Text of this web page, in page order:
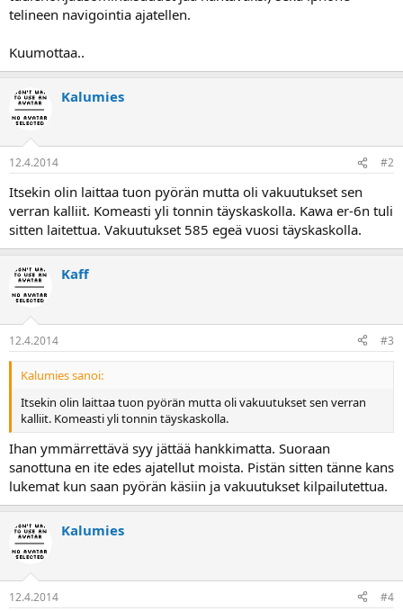
telineen navigointia ajatellen.
Kuumottaa..
Kalumies
12.4.2014 #2
Itsekin olin laittaa tuon pyörän mutta oli vakuutukset sen
verran kalliit. Komeasti yli tonnin täyskaskolla. Kawa er-6n tuli
sitten laitettua. Vakuutukset 585 egeä vuosi täyskaskolla.
Kaff
12.4.2014 #3
Kalumies sanoi:
Itsekin olin laittaa tuon pyörän mutta oli vakuutukset sen verran
kalliit. Komeasti yli tonnin täyskaskolla.
Ihan ymmärrettävä syy jättää hankkimatta. Suoraan
sanottuna en ite edes ajatellut moista. Pistän sitten tänne kans
lukemat kun saan pyörän käsiin ja vakuutukset kilpailutettua.
Kalumies
12.4.2014 #4